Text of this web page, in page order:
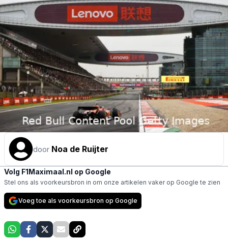
door Noa de Ruijter
Volg F1Maximaal.nl op Google
Stel ons als voorkeursbron in om onze artikelen vaker op Google te zien
Voeg toe als voorkeursbron op Google